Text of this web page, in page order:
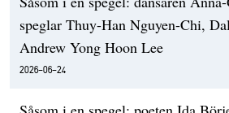
speglar Thuy-Han Nguyen-Chi,
Andrew Yong Hoon Lee
2026-06-24